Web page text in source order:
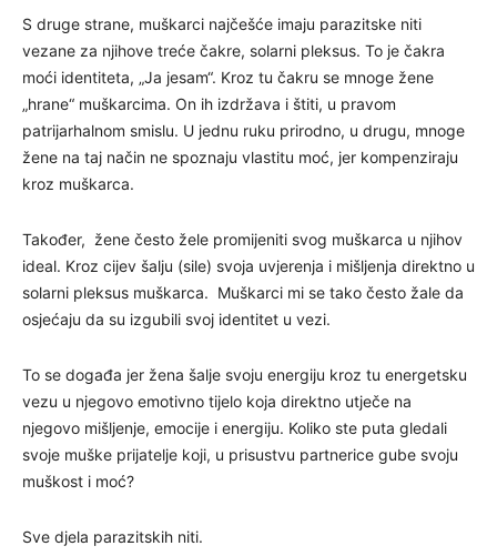
S druge strane, muškarci najčešće imaju parazitske niti
vezane za njihove treće čakre, solarni pleksus. To je čakra
moći identiteta, „Ja jesam“. Kroz tu čakru se mnoge žene
„hrane“ muškarcima. On ih izdržava i štiti, u pravom
patrijarhalnom smislu. U jednu ruku prirodno, u drugu, mnoge
žene na taj način ne spoznaju vlastitu moć, jer kompenziraju
kroz muškarca.
Također, žene često žele promijeniti svog muškarca u njihov
ideal. Kroz cijev šalju (sile) svoja uvjerenja i mišljenja direktno u
solarni pleksus muškarca. Muškarci mi se tako često žale da
osjećaju da su izgubili svoj identitet u vezi.
To se događa jer žena šalje svoju energiju kroz tu energetsku
vezu u njegovo emotivno tijelo koja direktno utječe na
njegovo mišljenje, emocije i energiju. Koliko ste puta gledali
svoje muške prijatelje koji, u prisustvu partnerice gube svoju
muškost i moć?
Sve djela parazitskih niti.